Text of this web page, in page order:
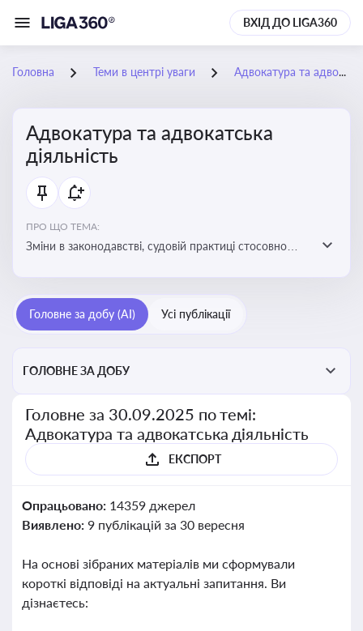
ВХІД ДО LIGA360
Головна Теми в центрі уваги Адвокатура та адвокатська діяльність
Адвокатура та адвокатська
діяльність
ПРО ЩО ТЕМА:
Зміни в законодавстві, судовій практиці стосовно
Головне за добу (AI) Усі публікації
ГОЛОВНЕ ЗА ДОБУ
Головне за 30.09.2025 по темі:
Адвокатура та адвокатська діяльність
ЕКСПОРТ
Опрацьовано: 14359 джерел
Виявлено: 9 публікацій за 30 вересня
На основі зібраних матеріалів ми сформували
короткі відповіді на актуальні запитання. Ви
дізнаєтесь: